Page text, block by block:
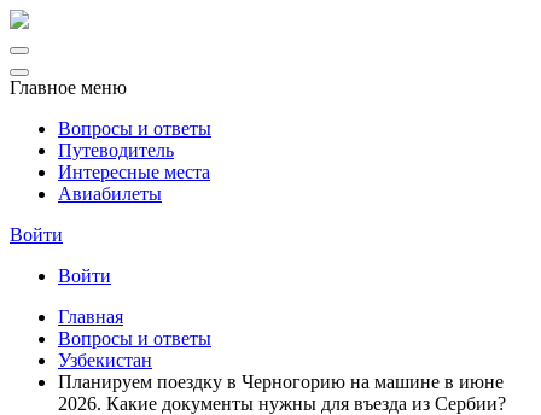
Главное меню
Вопросы и ответы
Путеводитель
Интересные места
Авиабилеты
Войти
Войти
Главная
Вопросы и ответы
Узбекистан
Планируем поездку в Черногорию на машине в июне
2026. Какие документы нужны для въезда из Сербии?